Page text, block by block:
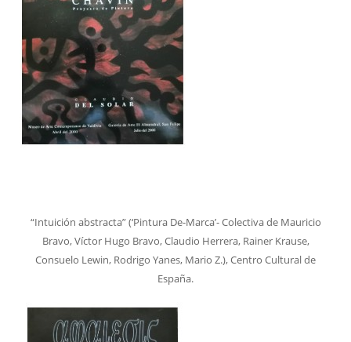
“Intuición abstracta” (‘Pintura De-Marca’- Colectiva de Mauricio
Bravo, Víctor Hugo Bravo, Claudio Herrera, Rainer Krause,
Consuelo Lewin, Rodrigo Yanes, Mario Z.), Centro Cultural de
España.